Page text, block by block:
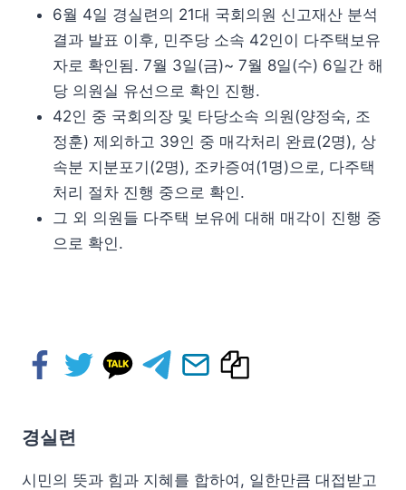
6월 4일 경실련의 21대 국회의원 신고재산 분석
결과 발표 이후, 민주당 소속 42인이 다주택보유
자로 확인됨. 7월 3일(금)~ 7월 8일(수) 6일간 해
당 의원실 유선으로 확인 진행.
42인 중 국회의장 및 타당소속 의원(양정숙, 조
정훈) 제외하고 39인 중 매각처리 완료(2명), 상
속분 지분포기(2명), 조카증여(1명)으로, 다주택
처리 절차 진행 중으로 확인.
그 외 의원들 다주택 보유에 대해 매각이 진행 중
으로 확인.
경실련
시민의 뜻과 힘과 지혜를 합하여, 일한만큼 대접받고